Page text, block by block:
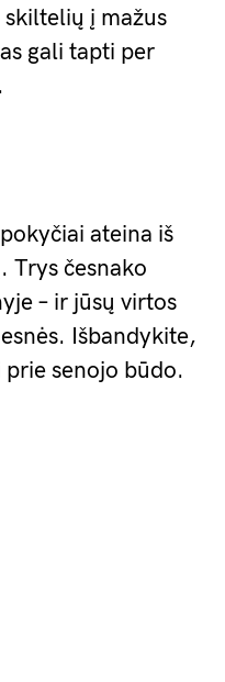
į mažus
gali tapti per
ateina iš
Trys česnako
– ir jūsų virtos
Išbandykite,
senojo būdo.